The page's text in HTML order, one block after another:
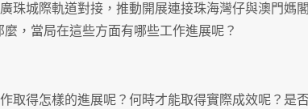
珠城際軌道對接，推動開展連接珠海灣仔與澳門媽
，當局在這些方面有哪些工作進展呢？
取得怎樣的進展呢？何時才能取得實際成效呢？是